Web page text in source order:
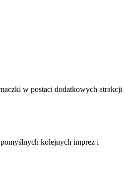
w postaci dodatkowych atrakcji
kolejnych imprez i